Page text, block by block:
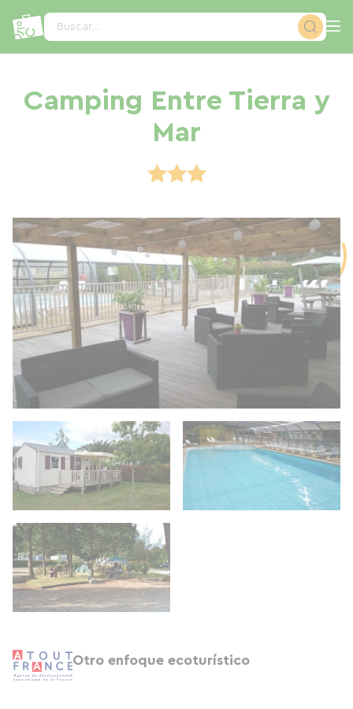
Buscar...
Camping Entre Tierra y
Mar
Otro enfoque ecoturístico
Panel de gestión de cookies